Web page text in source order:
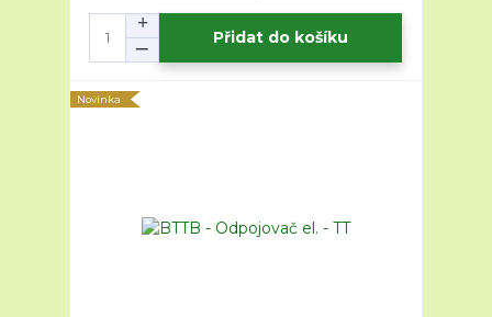
Přidat do košíku
Novinka